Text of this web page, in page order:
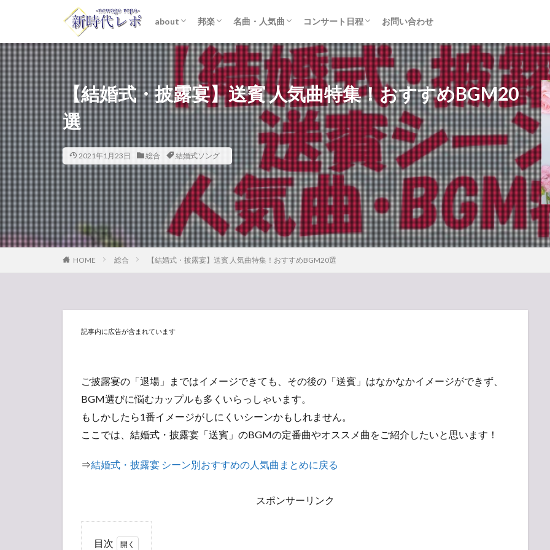
about
ライター紹介
プライバシーポリシー
免責事項
邦楽
STARTO ENTERTAINMENT (旧ジャニーズ)
女性アイドル
K-POP
洋楽
名曲・人気曲
おすすめアルバム
歌詞考察
コンサート日程
セトリ・まとめ
ライブレポ
カード枠
お問い合わせ
【結婚式・披露宴】送賓 人気曲特集！おすすめBGM20
選
2021年1月23日 総合 結婚式ソング
HOME 総合 【結婚式・披露宴】送賓 人気曲特集！おすすめBGM20選
記事内に広告が含まれています
ご披露宴の「退場」まではイメージできても、その後の「送賓」はなかなかイメージができず、
BGM選びに悩むカップルも多くいらっしゃいます。
もしかしたら1番イメージがしにくいシーンかもしれません。
ここでは、結婚式・披露宴「送賓」のBGMの定番曲やオススメ曲をご紹介したいと思います！
⇒結婚式・披露宴 シーン別おすすめの人気曲まとめに戻る
スポンサーリンク
目次